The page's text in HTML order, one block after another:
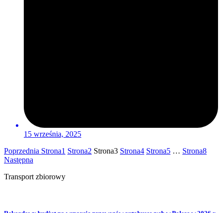
15 września, 2025
Poprzednia Strona1 Strona2 Strona3 Strona4 Strona5 … Strona8
Następna
Transport zbiorowy